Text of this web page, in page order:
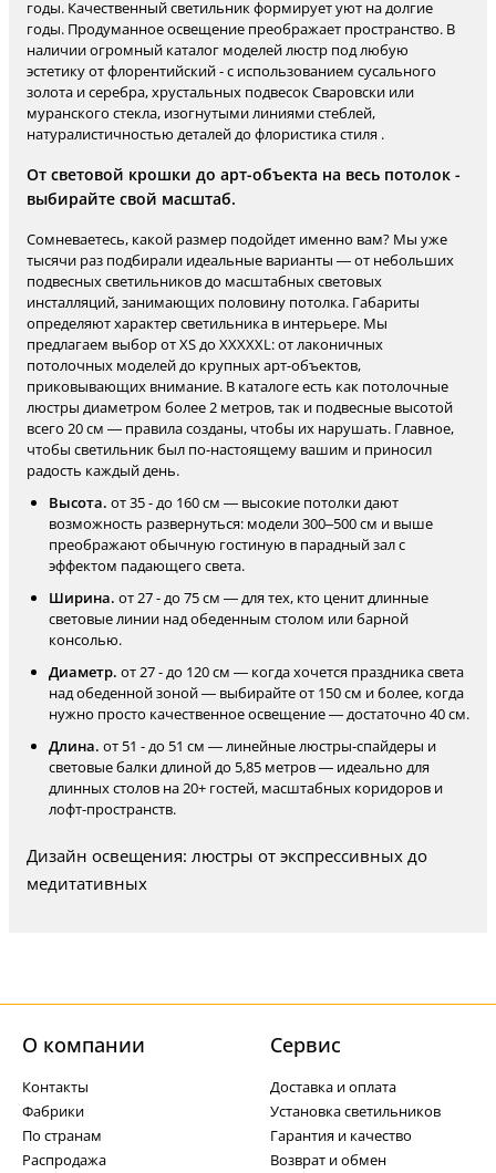
годы. Качественный светильник формирует уют на долгие
годы. Продуманное освещение преображает пространство. В
наличии огромный каталог моделей люстр под любую
эстетику от флорентийский - с использованием сусального
золота и серебра, хрустальных подвесок Сваровски или
муранского стекла, изогнутыми линиями стеблей,
натуралистичностью деталей до флористика стиля .
От световой крошки до арт-объекта на весь потолок -
выбирайте свой масштаб.
Сомневаетесь, какой размер подойдет именно вам? Мы уже
тысячи раз подбирали идеальные варианты — от небольших
подвесных светильников до масштабных световых
инсталляций, занимающих половину потолка. Габариты
определяют характер светильника в интерьере. Мы
предлагаем выбор от XS до XXXXXL: от лаконичных
потолочных моделей до крупных арт-объектов,
приковывающих внимание. В каталоге есть как потолочные
люстры диаметром более 2 метров, так и подвесные высотой
всего 20 см — правила созданы, чтобы их нарушать. Главное,
чтобы светильник был по-настоящему вашим и приносил
радость каждый день.
Высота. от 35 - до 160 см — высокие потолки дают
возможность развернуться: модели 300–500 см и выше
преображают обычную гостиную в парадный зал с
эффектом падающего света.
Ширина. от 27 - до 75 см — для тех, кто ценит длинные
световые линии над обеденным столом или барной
консолью.
Диаметр. от 27 - до 120 см — когда хочется праздника света
над обеденной зоной — выбирайте от 150 см и более, когда
нужно просто качественное освещение — достаточно 40 см.
Длина. от 51 - до 51 см — линейные люстры-спайдеры и
световые балки длиной до 5,85 метров — идеально для
длинных столов на 20+ гостей, масштабных коридоров и
лофт-пространств.
Дизайн освещения: люстры от экспрессивных до
медитативных
О компании
Контакты
Фабрики
По странам
Распродажа
Cервис
Доставка и оплата
Установка светильников
Гарантия и качество
Возврат и обмен